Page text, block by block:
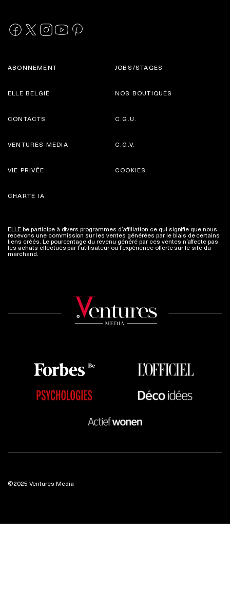
ABONNEMENT
ELLE BELGIË
JOBS/STAGES
NOS BOUTIQUES
CONTACTS
VENTURES MEDIA
C.G.U.
C.G.V.
VIE PRIVÉE
CHARTE IA
COOKIES
ELLE.be participe à divers programmes d’affiliation ce qui signifie que nous
recevons une commission sur les ventes générées par le biais de certains
liens créés. Le pourcentage du revenu généré par ces ventes n’affecte pas
les achats effectués par l’utilisateur ou l’expérience offerte sur le site du
marchand. Plus d'infos
©2025 Ventures Media